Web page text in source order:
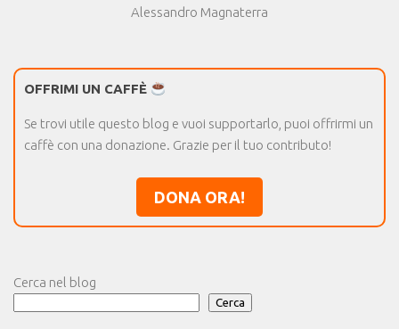
Alessandro Magnaterra
OFFRIMI UN CAFFÈ
Se trovi utile questo blog e vuoi supportarlo, puoi offrirmi un
caffè con una donazione. Grazie per il tuo contributo!
DONA ORA!
Cerca nel blog
Cerca